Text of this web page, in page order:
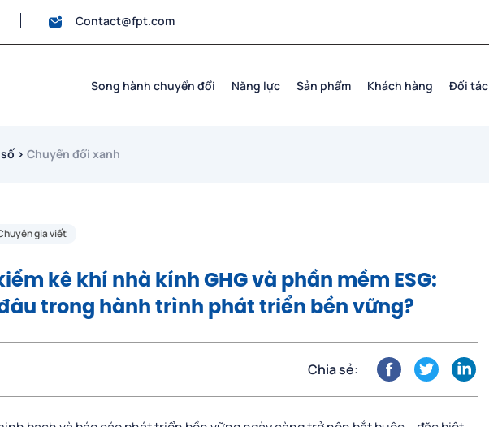
Contact@fpt.com
Song hành chuyển đổi Năng lực Sản phẩm Khách hàng Đối tác
› Chuyển đổi xanh
gia viết
kê khí nhà kính GHG và phần mềm ESG:
trong hành trình phát triển bền vững?
Chia sẻ: